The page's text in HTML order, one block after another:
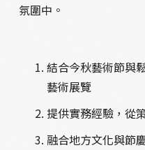
氛圍中。
結合今秋藝術節與
藝術展覽
提供實務經驗，從
融合地方文化與節